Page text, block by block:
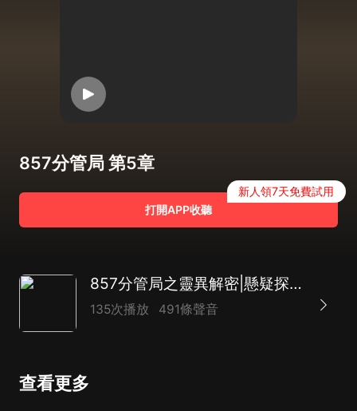
857分管局 第5章
打開APP收聽
新人領7天免費試用
857分管局之靈異解密|懸疑探秘多人有聲小說
135次播放 491條聲音
查看更多